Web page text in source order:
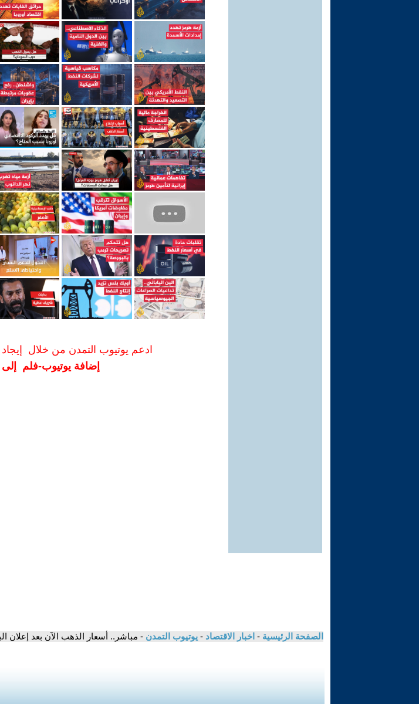
ادعم يوتيوب التمدن من خلال إيجاد
إضافة يوتيوب-فلم إلى
الصفحة الرئيسية - اخبار الاقتصاد - يوتيوب التمدن - مباشر.. أسعار الذهب الآن بعد إعلان